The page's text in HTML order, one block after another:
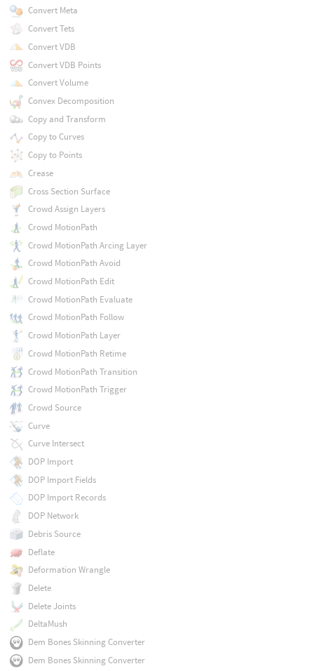
Convert Meta
Convert Tets
Convert VDB
Convert VDB Points
Convert Volume
Convex Decomposition
Copy and Transform
Copy to Curves
Copy to Points
Crease
Cross Section Surface
Crowd Assign Layers
Crowd MotionPath
Crowd MotionPath Arcing Layer
Crowd MotionPath Avoid
Crowd MotionPath Edit
Crowd MotionPath Evaluate
Crowd MotionPath Follow
Crowd MotionPath Layer
Crowd MotionPath Retime
Crowd MotionPath Transition
Crowd MotionPath Trigger
Crowd Source
Curve
Curve Intersect
DOP Import
DOP Import Fields
DOP Import Records
DOP Network
Debris Source
Deflate
Deformation Wrangle
Delete
Delete Joints
DeltaMush
Dem Bones Skinning Converter
Dem Bones Skinning Converter